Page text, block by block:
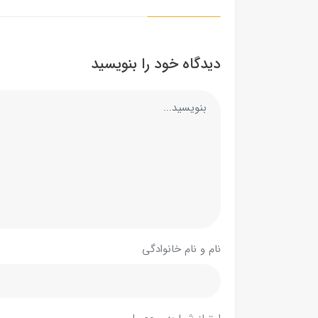
دیدگاه خود را بنویسید
نام و نام خانوادگی